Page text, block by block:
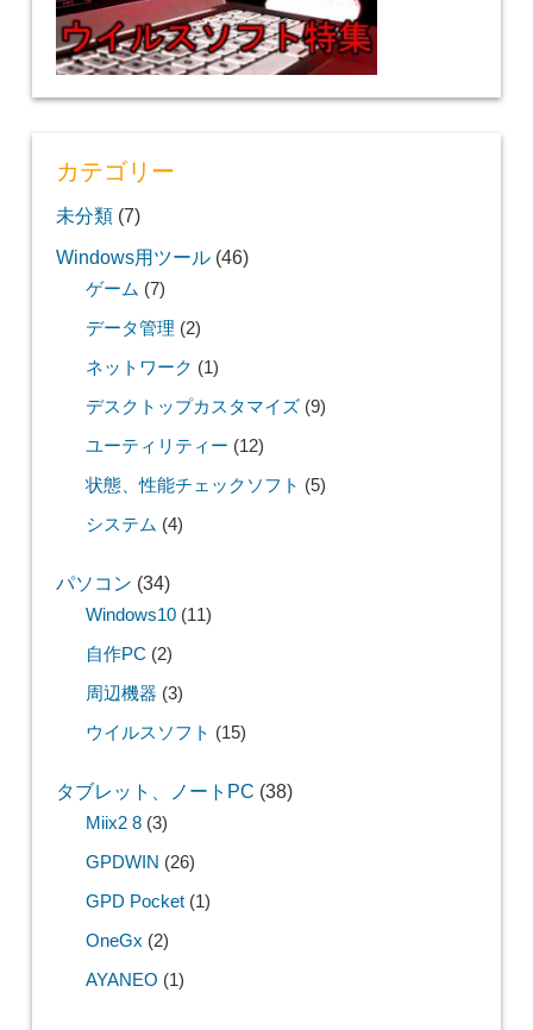
カテゴリー
未分類(7)
Windows用ツール(46)
ゲーム (7)
データ管理 (2)
ネットワーク (1)
デスクトップカスタマイズ(9)
ユーティリティー (12)
状態、性能チェックソフト (5)
システム (4)
パソコン (34)
Windows10(11)
自作PC (2)
周辺機器 (3)
ウイルスソフト (15)
タブレット、ノートPC (38)
Miix2 8(3)
GPDWIN (26)
GPD Pocket(1)
OneGx (2)
AYANEO (1)